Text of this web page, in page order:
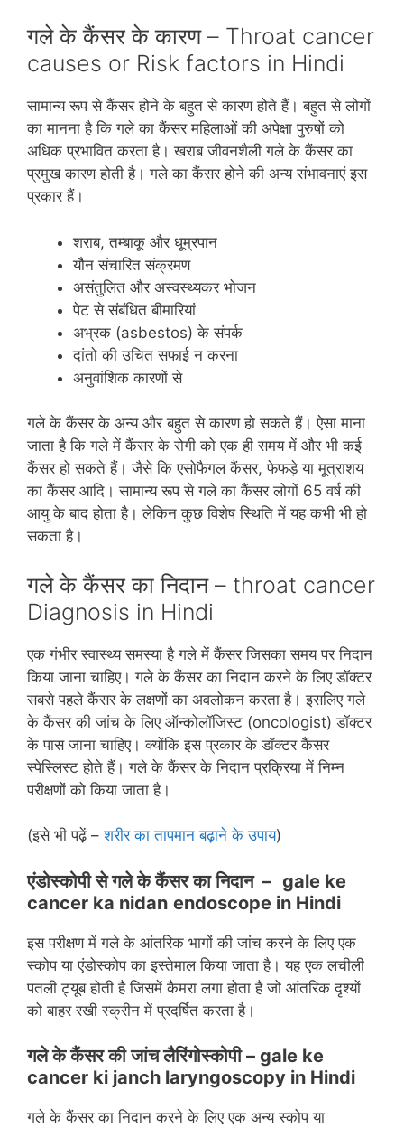
गले के कैंसर के कारण – Throat cancer
causes or Risk factors in Hindi
सामान्‍य रूप से कैंसर होने के बहुत से कारण होते हैं। बहुत से लोगों
का मानना है कि गले का कैंसर महिलाओं की अपेक्षा पुरुषों को
अधिक प्रभावित करता है। खराब जीवनशैली गले के कैंसर का
प्रमुख कारण होती है। गले का कैंसर होने की अन्‍य संभावनाएं इस
प्रकार हैं।
शराब, तम्‍बाकू और धूम्रपान
यौन संचारित संक्रमण
असंतुलित और अस्‍वस्‍थ्‍यकर भोजन
पेट से संबंधित बीमारियां
अभ्रक (asbestos) के संपर्क
दांतो की उचित सफाई न करना
अनुवांशिक कारणों से
गले के कैंसर के अन्‍य और बहुत से कारण हो सकते हैं। ऐसा माना
जाता है कि गले में कैंसर के रोगी को एक ही समय में और भी कई
कैंसर हो सकते हैं। जैसे कि एसोफैगल कैंसर, फेफड़े या मूत्राशय
का कैंसर आदि। सामान्‍य रूप से गले का कैंसर लोगों 65 वर्ष की
आयु के बाद होता है। लेकिन कुछ विशेष स्थिति में यह कभी भी हो
सकता है।
गले के कैंसर का निदान – throat cancer
Diagnosis in Hindi
एक गंभीर स्‍वास्‍थ्‍य समस्‍या है गले में कैंसर जिसका समय पर निदान
किया जाना चाहिए। गले के कैंसर का निदान करने के लिए डॉक्‍टर
सबसे पहले कैंसर के लक्षणों का अवलोकन करता है। इसलिए गले
के कैंसर की जांच के लिए ऑन्‍कोलॉजिस्‍ट (oncologist) डॉक्‍टर
के पास जाना चाहिए। क्‍योंकि इस प्रकार के डॉक्‍टर कैंसर
स्‍पेस्लिस्‍ट होते हैं। गले के कैंसर के निदान प्रक्रिया में निम्‍न
परीक्षणों को किया जाता है।
(इसे भी पढ़ें –शरीर का तापमान बढ़ाने के उपाय)
एंडोस्कोपी सेगले के कैंसर का निदान – gale ke
cancer ka nidan endoscope in Hindi
इस परीक्षण में गले के आंतरिक भागों की जांच करने के लिए एक
स्‍कोप या एंडोस्‍कोप का इस्‍तेमाल किया जाता है। यह एक लचीली
पतली ट्यूब होती है जिसमें कैमरा लगा होता है जो आंतरिक दृश्‍यों
को बाहर रखी स्‍क्रीन में प्रदर्षित करता है।
गले के कैंसर की जांच लैरिंगोस्कोपी – gale ke
cancer ki janch laryngoscopy in Hindi
गले के कैंसर का निदान करने के लिए एक अन्‍य स्‍कोप या